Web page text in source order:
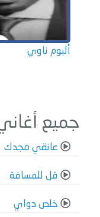
ألبوم ناوي
جميع
عانقي مجدك
قل للمسافة
خلص دواي